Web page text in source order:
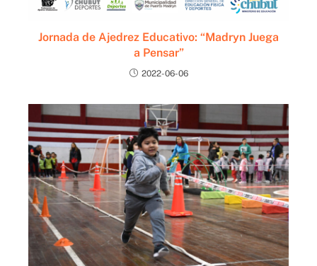
Jornada de Ajedrez Educativo: “Madryn Juega
a Pensar”
2022-06-06